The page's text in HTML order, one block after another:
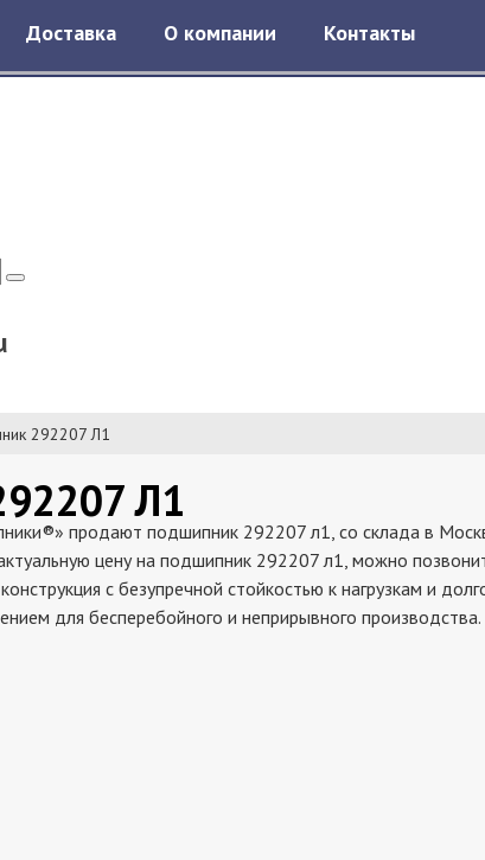
Доставка О компании Контакты
292207 Л1
Л1
продают подшипник 292207 л1, со склада в
цену на подшипник 292207 л1, можно
с безупречной стойкостью к нагрузкам и
для бесперебойного и неприрывного производства.